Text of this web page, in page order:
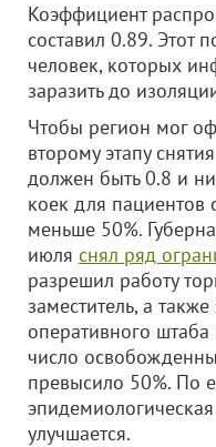
Коэффициент
составил 0.89. Этот
человек, которых
заразить до
Чтобы регион мог
второму этапу
должен быть 0.8 и
коек для
меньше 50%.
июля снял ряд
разрешил работу
заместитель, а
оперативного
число
превысило 50%. По
улучшается.